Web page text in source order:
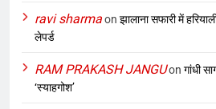
ravi sharmaon झालाना सफारी में
लेपर्ड
RAM PRAKASH JANGUon गांधी
‘स्याहगोश’